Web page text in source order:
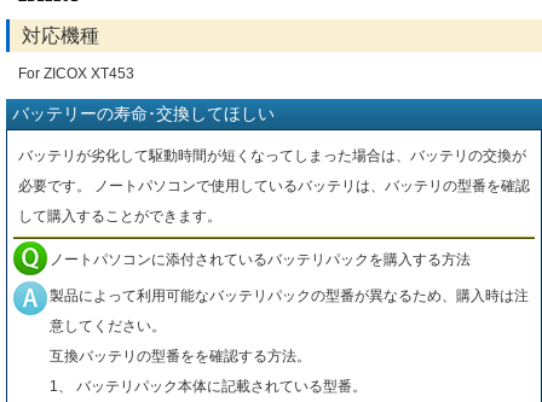
対応機種
For ZICOX XT453
バッテリーの寿命･交換してほしい
バッテリが劣化して駆動時間が短くなってしまった場合は、バッテリの交換が
必要です。 ノートパソコンで使用しているバッテリは、バッテリの型番を確認
して購入することができます。
ノートパソコンに添付されているバッテリパックを購入する方法
製品によって利用可能なバッテリパックの型番が異なるため、購入時は注
意してください。
互換バッテリの型番をを確認する方法。
1、 バッテリパック本体に記載されている型番。